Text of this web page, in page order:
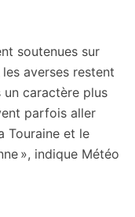
soutenues sur
les averses restent
un caractère plus
parfois aller
Touraine et le
», indique Météo